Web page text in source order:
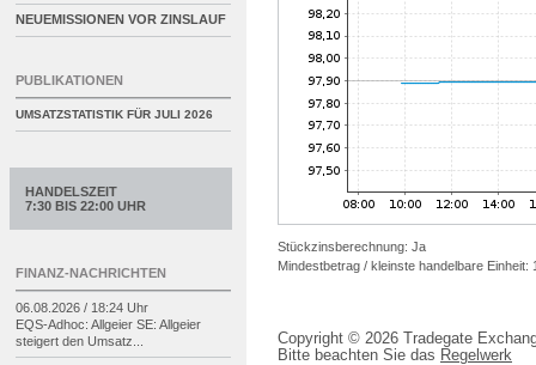
Stückzinsberechnung: Ja
Mindestbetrag / kleinste handelbare Einheit:
Copyright © 2026 Tradegate
Bitte beachten Sie das Regelwerk
NEUEMISSIONEN VOR ZINSLAUF
PUBLIKATIONEN
UMSATZSTATISTIK FÜR JULI 2026
HANDELSZEIT
7:30 BIS 22:00 UHR
FINANZ-NACHRICHTEN
06.08.2026 / 18:24 Uhr
EQS-Adhoc: Allgeier SE: Allgeier
steigert den Umsatz...